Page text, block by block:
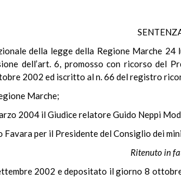
della legge della Regione Marche
dell’art. 6, promosso con ricorso
2002 ed iscritto al n. 66 del registro
Marche;
2004 il Giudice relatore Guido Neppi
Favara per il Presidente del Consiglio dei
Ritenuto in
2002 e depositato il giorno 8